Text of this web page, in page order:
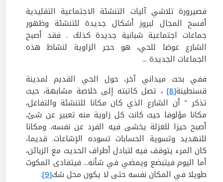
فصيرورة تلاشي آليات التنشئة الاجتماعية التقليدية
أفسح المجال لبروز أشكال جديدة للتنشئة وظهور
جماعات اجتماعية شبانية جديدة كذلك . فقد أصبح
الشارع عوضا للحي، هو حجر الزاوية لنشاط هذه
الجماعات الجديدة ...
ففي بحث ميداني آخر، حول الحي القديم لمدينة
قسنطينة[8]
، تصل كاتبته إلى خلاصة مشابهة، حيث
تذكر " أن الشارع الذي كان مكانا للتنشئة والتفاعل،
مكانا مؤلوفا حيث كانت كل زاوية منه تعبير عن شئ،
أصبح حيزا للعزلة يخشى فيه الفرد عن نفسه، ومكانا
للتهديد وتسوية الحسابات تسوده الإشاعات. قديما،
كان المرء يتوقف فيه لتبادل أطراف الحديث مع الزبائن،
أما اليوم فيتبضع ويمضي في شأنه... فيتفادى المكوث
طويلا في المكان نفسه حتى لا يكون محل شك[9]
.